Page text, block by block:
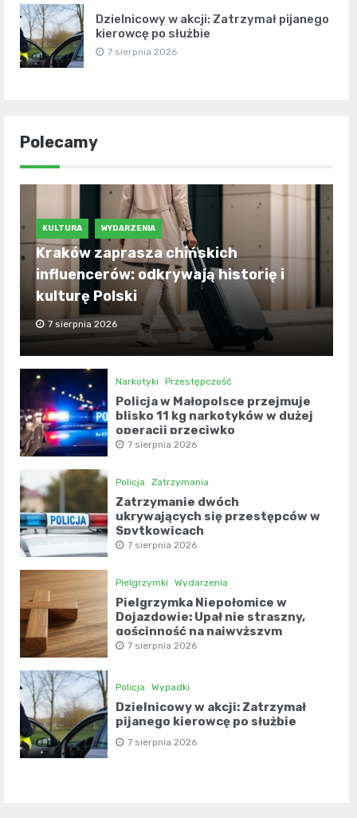
Dzielnicowy w akcji: Zatrzymał pijanego
kierowcę po służbie
7 sierpnia 2026
Polecamy
KULTURA WYDARZENIA
Kraków zaprasza chińskich
influencerów: odkrywają historię i
kulturę Polski
7 sierpnia 2026
Narkotyki Przestępczość
Policja w Małopolsce przejmuje
blisko 11 kg narkotyków w dużej
operacji przeciwko
przestępczości narkotykowej
7 sierpnia 2026
Policja Zatrzymania
Zatrzymanie dwóch
ukrywających się przestępców w
Spytkowicach
7 sierpnia 2026
Pielgrzymki Wydarzenia
Pielgrzymka Niepołomice w
Dojazdowie: Upał nie straszny,
gościnność na najwyższym
poziomie
7 sierpnia 2026
Policja Wypadki
Dzielnicowy w akcji: Zatrzymał
pijanego kierowcę po służbie
7 sierpnia 2026